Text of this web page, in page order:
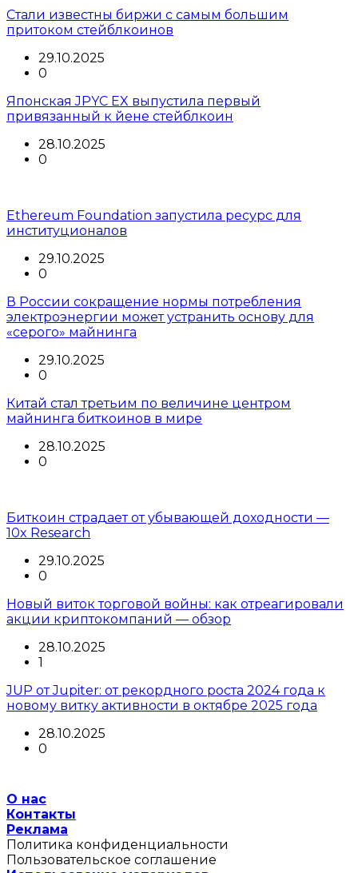
Стали известны биржи с самым большим
притоком стейблкоинов
29.10.2025
0
Японская JPYC EX выпустила первый
привязанный к йене стейблкоин
28.10.2025
0
Ethereum Foundation запустила ресурс для
институционалов
29.10.2025
0
В России сокращение нормы потребления
электроэнергии может устранить основу для
«серого» майнинга
29.10.2025
0
Китай стал третьим по величине центром
майнинга биткоинов в мире
28.10.2025
0
Биткоин страдает от убывающей доходности —
10x Research
29.10.2025
0
Новый виток торговой войны: как отреагировали
акции криптокомпаний — обзор
28.10.2025
1
JUP от Jupiter: от рекордного роста 2024 года к
новому витку активности в октябре 2025 года
28.10.2025
0
О нас
Контакты
Реклама
Политика конфиденциальности
Пользовательское соглашение